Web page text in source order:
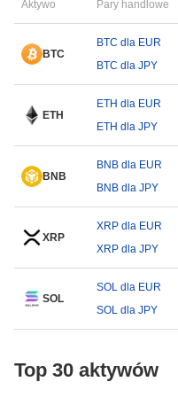
Aktywo Pary handlowe
BTC
BTC dla EUR
BTC dla JPY
ETH
ETH dla EUR
ETH dla JPY
BNB
BNB dla EUR
BNB dla JPY
XRP
XRP dla EUR
XRP dla JPY
SOL
SOL dla EUR
SOL dla JPY
Top 30 aktywów